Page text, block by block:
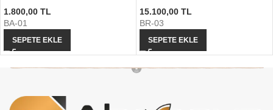
1.800,00 TL
BA-01
SEPETE EKLE
15.100,00 TL
BR-03
SEPETE EKLE